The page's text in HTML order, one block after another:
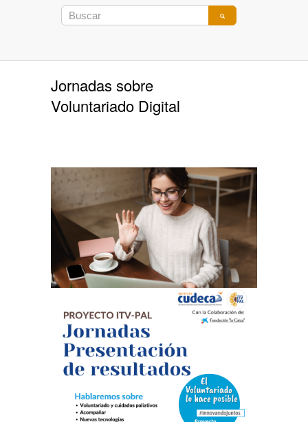
Jornadas sobre
Voluntariado Digital